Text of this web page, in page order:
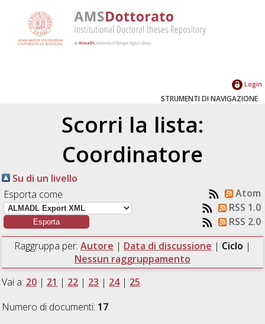
Login
STRUMENTI DI NAVIGAZIONE
Scorri la lista:
Coordinatore
Su di un livello
Esporta come
Atom
RSS 1.0
RSS 2.0
Raggruppa per: Autore | Data di discussione | Ciclo |
Nessun raggruppamento
Vai a: 20 | 21 | 22 | 23 | 24| 25
Numero di documenti: 17.